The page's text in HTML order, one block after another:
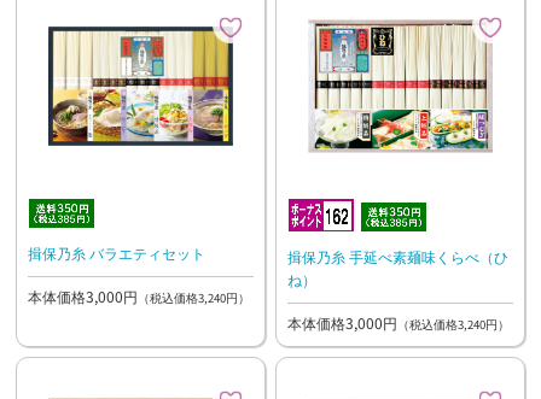
揖保乃糸 バラエティセット
本体価格3,000円 （税込価格3,240円）
揖保乃糸 手延べ素麺味くらべ（ひ
ね）
本体価格3,000円 （税込価格3,240円）